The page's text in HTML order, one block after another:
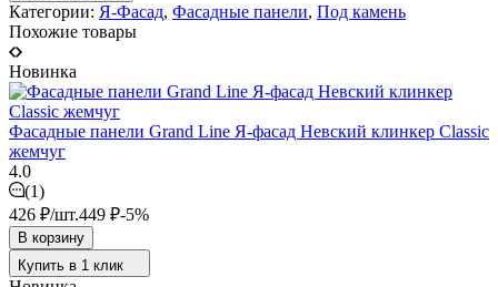
Категории: Я-Фасад, Фасадные панели, Под камень
Похожие товары
Новинка
Фасадные панели Grand Line Я-фасад Невский клинкер Classic
жемчуг
4.0
(1)
426 ₽/шт.449 ₽-5%
В корзину
Купить в 1 клик